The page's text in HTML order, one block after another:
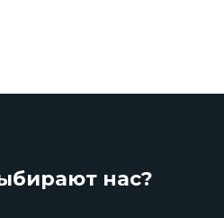
нас?